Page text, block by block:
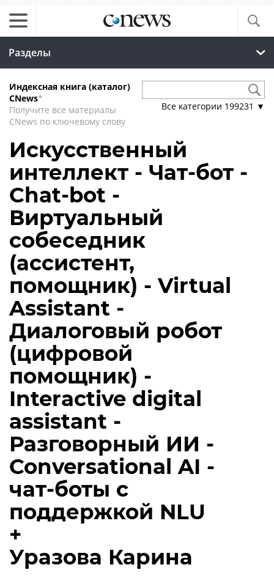
Разделы
Индексная книга (каталог)
CNews*
Получите все материалы
CNews по ключевому слову
Все категории 199231 ▼
Искусственный
интеллект - Чат-бот -
Chat-bot -
Виртуальный
собеседник
(ассистент,
помощник) - Virtual
Assistant -
Диалоговый робот
(цифровой
помощник) -
Interactive digital
assistant -
Разговорный ИИ -
Conversational AI -
чат-боты с
поддержкой NLU
+
Уразова Карина